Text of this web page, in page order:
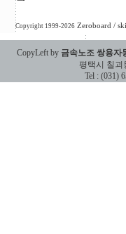
Copyright 1999-2026 Zeroboard /
CopyLeft by 금속노조 쌍용자
평택시 칠괴동
Tel : (031)